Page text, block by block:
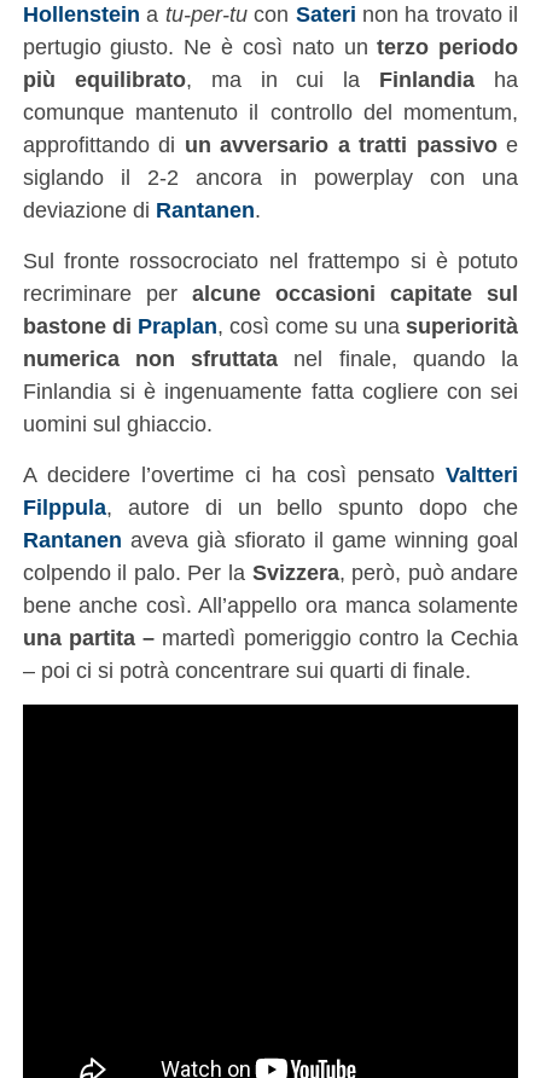
Hollenstein a tu-per-tucon Sateri non ha trovato il
pertugio giusto. Ne è così nato unterzo periodo
più equilibrato, ma in cui la Finlandia ha
comunque mantenuto il controllo del momentum,
approfittando di un avversario a tratti passivoe
siglando il 2-2 ancora in powerplay con una
deviazione di Rantanen.
Sul fronte rossocrociato nel frattempo si è potuto
recriminare per alcune occasioni capitate sul
bastone di Praplan, così come su unasuperiorità
numerica non sfruttata nel finale, quando la
Finlandia si è ingenuamente fatta cogliere con sei
uomini sul ghiaccio.
A decidere l’overtime ci ha così pensatoValtteri
Filppula, autore di un bello spunto dopo che
Rantanen aveva già sfiorato il game winning goal
colpendo il palo. Per la Svizzera, però, può andare
bene anche così. All’appello ora manca solamente
una partita – martedì pomeriggio contro la Cechia
– poi ci si potrà concentrare sui quarti di finale.